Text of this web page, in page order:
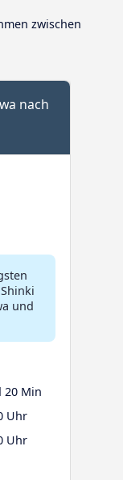
zwischen
nach
und
20 Min
Uhr
Uhr